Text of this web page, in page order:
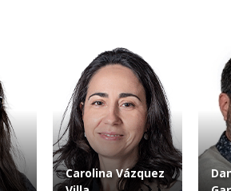
Carolina Vázquez